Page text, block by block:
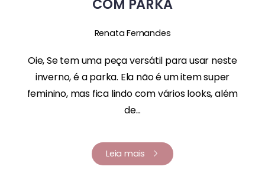
COM PARKA
Renata Fernandes
Oie, Se tem uma peça versátil para usar neste
inverno, é a parka. Ela não é um item super
feminino, mas fica lindo com vários looks, além
de...
Leia mais